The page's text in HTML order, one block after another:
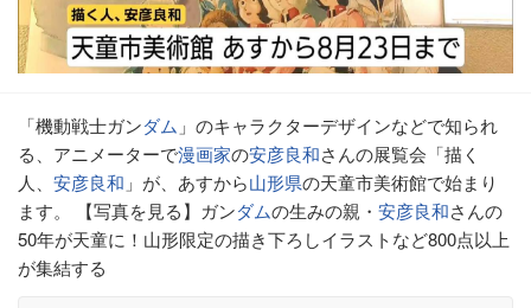
「機動戦士ガンダム 」のキャラクターデザインなどで知られ
る、アニメーターで漫画家の安彦良和さんの展覧会「描く
人、 安彦良和 」が、あすから山形県の天童市美術館で始まり
ます。 【写真を見る】ガンダムの生みの親・ 安彦良和さんの
50年が天童に！山形限定の描き下ろしイラストなど800点以上
が集結する